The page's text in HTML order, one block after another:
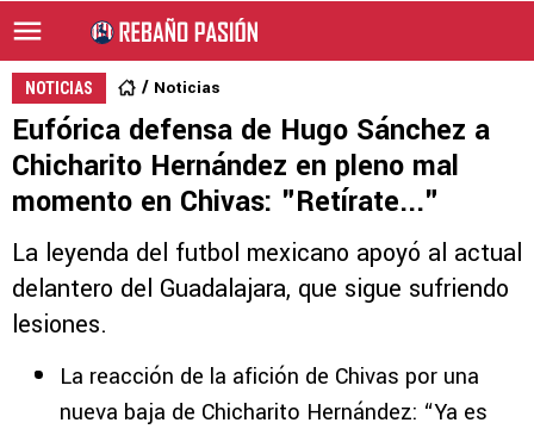
NOTICIAS Noticias
Eufórica defensa de Hugo Sánchez a
Chicharito Hernández en pleno mal
momento en Chivas: "Retírate..."
La leyenda del futbol mexicano apoyó al actual
delantero del Guadalajara, que sigue sufriendo
lesiones.
La reacción de la afición de Chivas por una
nueva baja de Chicharito Hernández: “Ya es